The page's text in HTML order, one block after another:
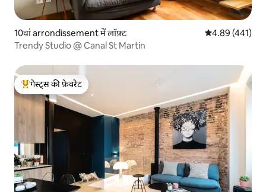
10वां arrondissement में लॉफ़्ट औसत रेटिंग 5 में से
4.89 (441)
Trendy Studio @ Canal St Martin
गेस्ट्स का टॉप फ़ेवरेट
गेस्ट्स की फ़ेवरेट